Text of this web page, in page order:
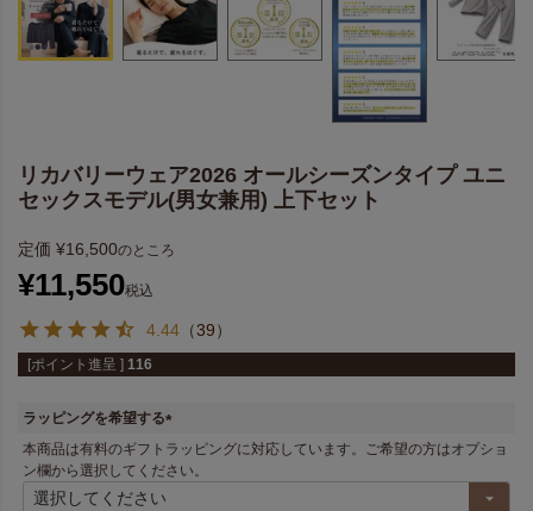
リカバリーウェア2026 オールシーズンタイプ ユニ
セックスモデル(男女兼用) 上下セット
定価 ¥16,500のところ
¥11,550税込
4.44 （39）
[ポイント進呈 ] 116
ラッピングを希望する
(
必
須
本商品は有料のギフトラッピングに対応しています。ご希望の方はオプショ
ン欄から選択してください。